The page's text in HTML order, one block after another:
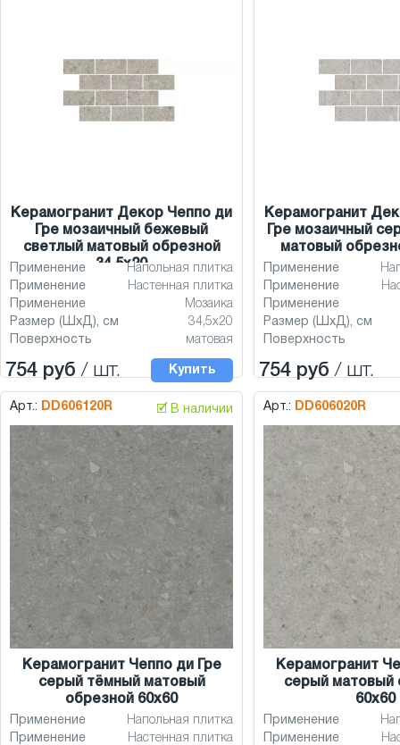
Керамогранит Декор Чеппо ди
Гре мозаичный бежевый
светлый матовый обрезной
34,5x20
Применение
Напольная плитка
Применение
Настенная плитка
Применение
Мозаика
Размер (ШхД), см
34,5x20
Поверхность
матовая
754 руб / шт. Купить
Керамогранит
Гре мозаичный
матовый
Применение
Применение
Применение
Размер (ШхД), см
Поверхность
754 руб / шт.
Арт.: DD606120R 🗹 В наличии
Керамогранит Чеппо ди Гре
серый тёмный матовый
обрезной 60x60
Применение
Напольная плитка
Применение
Настенная плитка
Арт.: DD606020R
Керамогранит
серый матовый
60x60
Применение
Применение